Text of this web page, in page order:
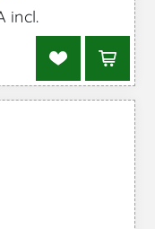
incl.